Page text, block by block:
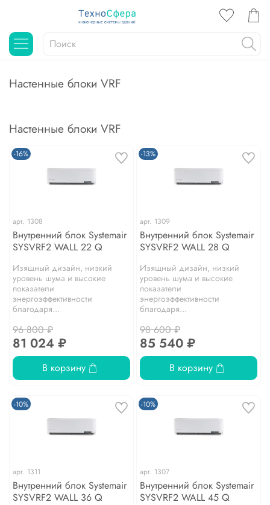
Настенные блоки VRF
Настенные блоки VRF
-16%
арт. 1308
Внутренний блок Systemair
SYSVRF2 WALL 22 Q
Изящный дизайн, низкий
уровень шума и высокие
показатели
энергоэффективности
благодаря...
96 800 ₽
81 024 ₽
В корзину
-13%
арт. 1309
Внутренний блок Systemair
SYSVRF2 WALL 28 Q
Изящный дизайн, низкий
уровень шума и высокие
показатели
энергоэффективности
благодаря...
98 600 ₽
85 540 ₽
В корзину
-10%
арт. 1311
Внутренний блок Systemair
SYSVRF2 WALL 36 Q
-10%
арт. 1307
Внутренний блок Systemair
SYSVRF2 WALL 45 Q